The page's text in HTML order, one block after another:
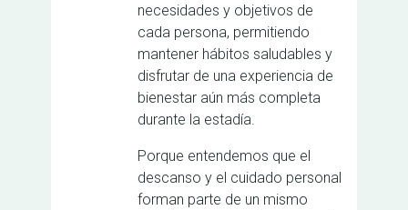
necesidades y objetivos de
cada persona, permitiendo
mantener hábitos saludables y
disfrutar de una experiencia de
bienestar aún más completa
durante la estadía.
Porque entendemos que el
descanso y el cuidado personal
forman parte de un mismo